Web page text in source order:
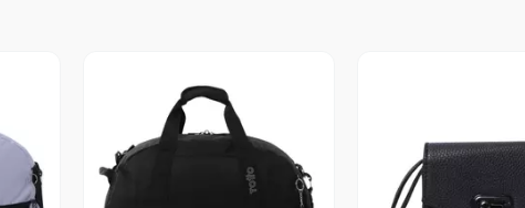
Vista Previa Vista